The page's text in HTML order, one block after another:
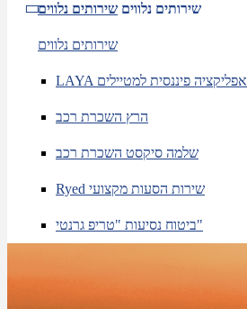
שירותים נלווים שירותים נלווים
שירותים נלווים
LAYA אפליקציה פיננסית למטיילים
הרץ השכרת רכב
שלמה סיקסט השכרת רכב
Ryed שירות הסעות מקצועי
ביטוח נסיעות "טריפ גרנטי"